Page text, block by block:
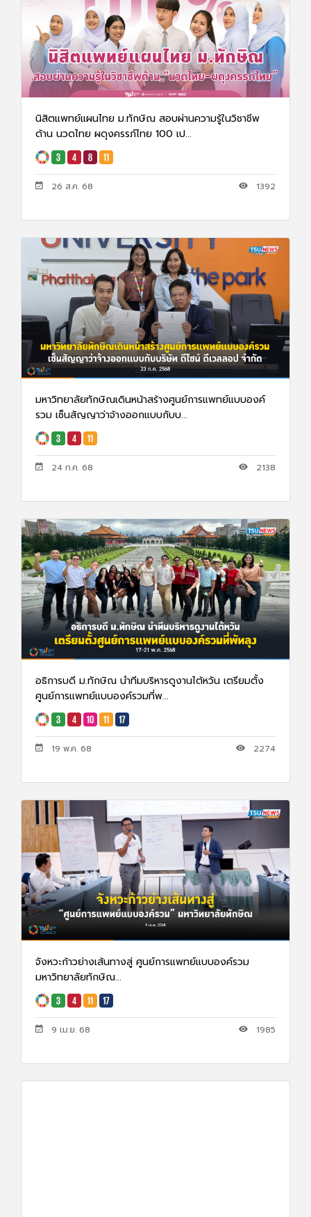
นิสิตแพทย์แผนไทย ม.ทักษิณ สอบผ่านความรู้ในวิชาชีพ
ด้าน นวดไทย ผดุงครรภ์ไทย 100 เป...
26 ส.ค. 68 1392
มหาวิทยาลัยทักษิณเดินหน้าสร้างศูนย์การแพทย์แบบองค์
รวม เซ็นสัญญาว่าจ้างออกแบบกับบ...
24 ก.ค. 68 2138
อธิการบดี ม.ทักษิณ นำทีมบริหารดูงานไต้หวัน เตรียมตั้ง
ศูนย์การแพทย์แบบองค์รวมที่พ...
19 พ.ค. 68 2274
จังหวะก้าวย่างเส้นทางสู่ ศูนย์การแพทย์แบบองค์รวม
มหาวิทยาลัยทักษิณ...
9 เม.ย. 68 1985